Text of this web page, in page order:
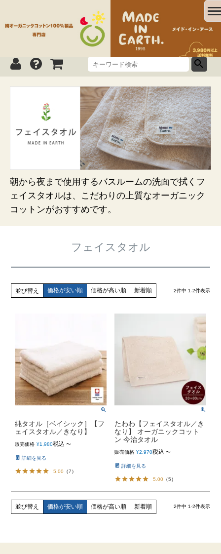
朝から夜まで使用するバスルームの洗面で拭くフ
ェイスタオルは、こだわりの上質なオーガニック
コットンがおすすめです。
フェイスタオル
並び替え 価格が安い順 価格が高い順 新着順 2件中 1-2件表示
純タオル［ベイシック］【フ
ェイスタオル／きなり】
販売価格 ¥1,980税込 〜
詳細を見る
5.00 （7）
たわわ【フェイスタオル／き
なり】 オーガニックコット
ン 今治タオル
販売価格 ¥2,970税込 〜
詳細を見る
5.00 （5）
並び替え 価格が安い順 価格が高い順 新着順 2件中 1-2件表示